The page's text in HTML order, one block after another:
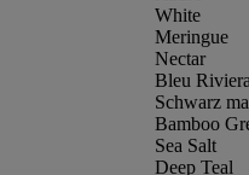
White
Meringue
Nectar
Bleu Riviera
Schwarz
Bamboo
Sea Salt
Deep Teal